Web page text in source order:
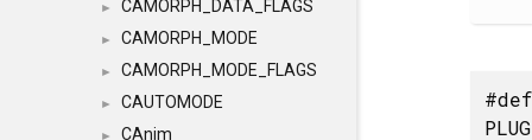
► CAMORPH_DATA_FLAGS
► CAMORPH_MODE
► CAMORPH_MODE_FLAGS
► CAUTOMODE
► CAnim